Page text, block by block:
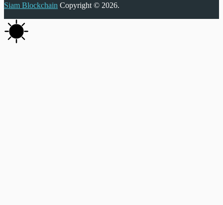
Siam Blockchain Copyright © 2026.